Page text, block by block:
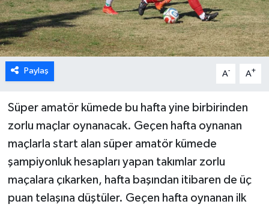
Paylaş A- A+
Süper amatör kümede bu hafta yine birbirinden
zorlu maçlar oynanacak. Geçen hafta oynanan
maçlarla start alan süper amatör kümede
şampiyonluk hesapları yapan takımlar zorlu
maçalara çıkarken, hafta başından itibaren de üç
puan telaşına düştüler. Geçen hafta oynanan ilk
RESMİ REKLAM